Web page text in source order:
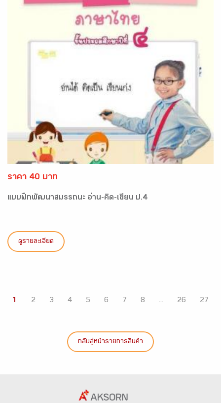
ราคา 40 บาท
แบบฝึกพัฒนาสมรรถนะ อ่าน-คิด-เขียน ป.4
ดูรายละเอียด
1 2 3 4 5 6 7 8 ... 26 27
กลับสู่หน้ารายการสินค้า